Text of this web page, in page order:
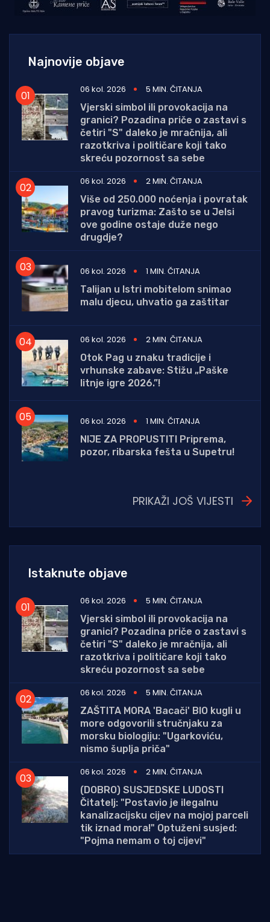
Najnovije objave
06 kol. 2026
5 MIN. ČITANJA
Vjerski simbol ili provokacija na
granici? Pozadina priče o zastavi s
četiri "S" daleko je mračnija, ali
razotkriva i političare koji tako
skreću pozornost sa sebe
06 kol. 2026
2 MIN. ČITANJA
Više od 250.000 noćenja i povratak
pravog turizma: Zašto se u Jelsi
ove godine ostaje duže nego
drugdje?
06 kol. 2026
1 MIN. ČITANJA
Talijan u Istri mobitelom snimao
malu djecu, uhvatio ga zaštitar
06 kol. 2026
2 MIN. ČITANJA
Otok Pag u znaku tradicije i
vrhunske zabave: Stižu „Paške
litnje igre 2026.”!
06 kol. 2026
1 MIN. ČITANJA
NIJE ZA PROPUSTITI Priprema,
pozor, ribarska fešta u Supetru!
PRIKAŽI JOŠ VIJESTI
Istaknute objave
06 kol. 2026
5 MIN. ČITANJA
Vjerski simbol ili provokacija na
granici? Pozadina priče o zastavi s
četiri "S" daleko je mračnija, ali
razotkriva i političare koji tako
skreću pozornost sa sebe
06 kol. 2026
5 MIN. ČITANJA
ZAŠTITA MORA 'Bacači' BIO kugli u
more odgovorili stručnjaku za
morsku biologiju: "Ugarkoviću,
nismo šuplja priča"
06 kol. 2026
2 MIN. ČITANJA
(DOBRO) SUSJEDSKE LUDOSTI
Čitatelj: "Postavio je ilegalnu
kanalizacijsku cijev na mojoj parceli
tik iznad mora!" Optuženi susjed:
"Pojma nemam o toj cijevi"